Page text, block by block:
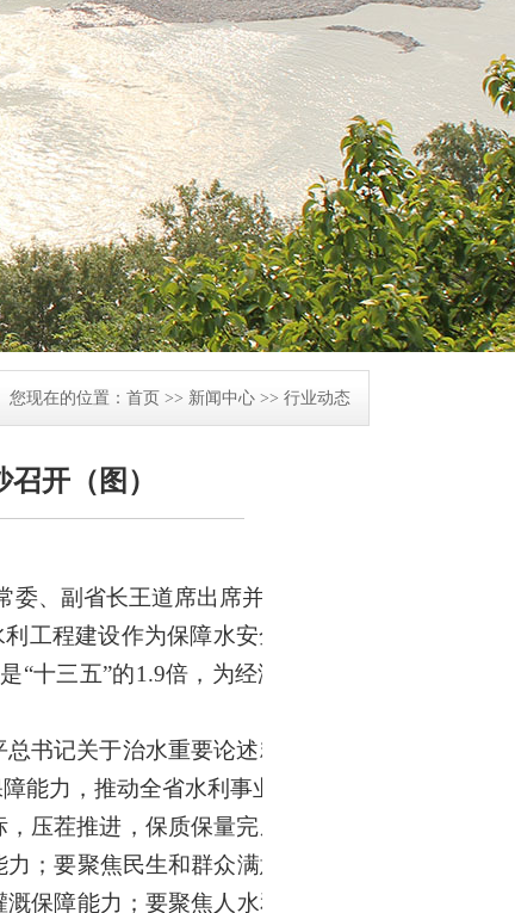
您现在的位置： 首页 >> 新闻中心 >> 行业动态
开（图）
、副省长王道席出席并讲话。
工程建设作为保障水安全、拉动经济增长的
十三五”的1.9倍，为经济社会发展提供了有
书记关于治水重要论述精神，增强水利建设
能力，推动全省水利事业高质量发展。
压茬推进，保质保量完成水利建设任务。要
；要聚焦民生和群众满意度，加快提升供水
保障能力；要聚焦人水和谐，持续促进河湖